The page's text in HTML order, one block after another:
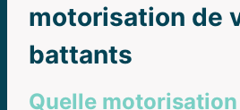
motorisation de
battants
Quelle